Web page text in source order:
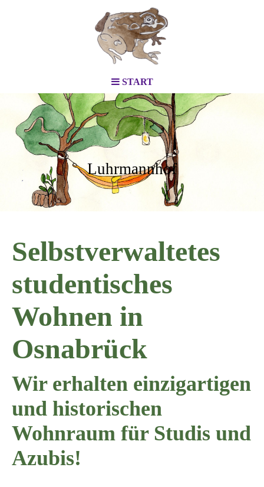
START
Luhrmannhof
Selbstverwaltetes
studentisches
Wohnen in
Osnabrück
Wir erhalten einzigartigen
und historischen
Wohnraum für Studis und
Azubis!